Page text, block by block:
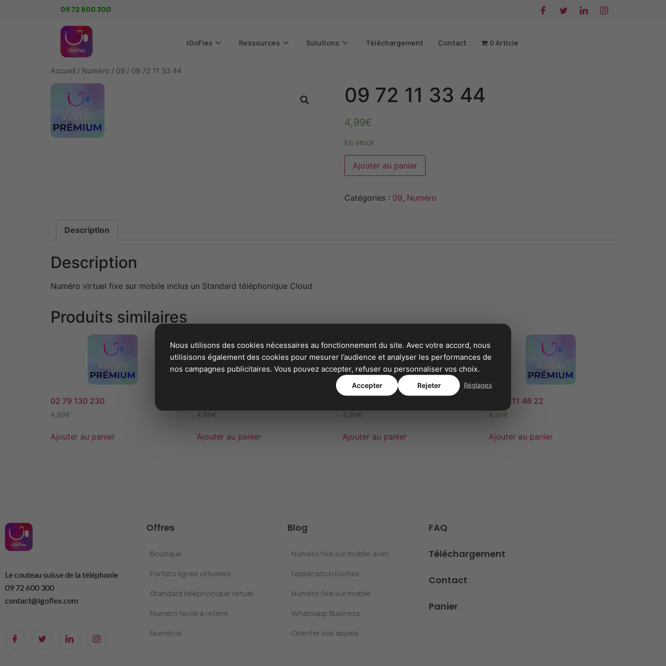
09 72 600 300
IGoFlex Ressources Solutions Téléchargement Contact 0 Article
Accueil / Numéro / 09 / 09 72 11 33 44
09 72 11 33 44
4,99€
En stock
Ajouter au panier
Catégories : 09, Numéro
Description
Description
Numéro virtuel fixe sur mobile inclus un Standard téléphonique Cloud
Produits similaires
02 79 130 230
4,99€
Ajouter au panier
4,99€
Ajouter au panier
4,99€
Ajouter au panier
09 72 11 46 22
4,99€
Ajouter au panier
Le couteau suisse de la téléphonie
09 72 600 300
contact@igoflex.com
Offres
Boutique
Forfaits lignes virtuelles
Standard téléphonique virtuel
Numéro facile à retenir
Numéros
Blog
Numéro fixe sur mobile avec
l'application iGoFlex
Numéro fixe sur mobile
Whatsapp Business
Orienter vos appels
FAQ
Téléchargement
Contact
Panier
Nous utilisons des cookies nécessaires au fonctionnement du site. Avec votre accord, nous
utilisisons également des cookies pour mesurer l’audience et analyser les performances de
nos campagnes publicitaires. Vous pouvez accepter, refuser ou personnaliser vos choix.
Accepter Rejeter Réglages